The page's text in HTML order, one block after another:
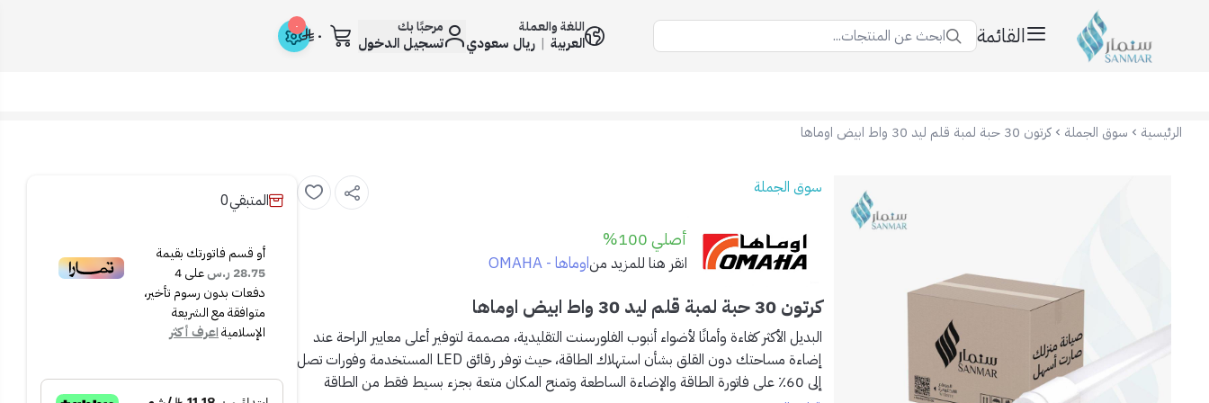
القائمة ابحث عن المنتجات... اللغة والعملة
العربية | ريال سعودي
مرحبًا بك
تسجيل الدخول
٠ ٠
الرئيسية سوق الجملة كرتون 30 حبة لمبة قلم ليد 30 واط ابيض اوماها
سوق الجملة
أصلي 100%
انقر هنا للمزيد مناوماها - OMAHA
كرتون 30 حبة لمبة قلم ليد 30 واط ابيض اوماها
البديل الأكثر كفاءة وأمانًا لأضواء أنبوب الفلورسنت التقليدية، مصممة لتوفير أعلى معايير الراحة عند
إضاءة مساحتك دون القلق بشأن استهلاك الطاقة، حيث توفر رقائق LED المستخدمة وفورات تصل
إلى 60٪ على فاتورة الطاقة والإضاءة الساطعة وتمنح المكان متعة بجزء بسيط فقط من الطاقة
المتبقي0
أو قسم فاتورتك بقيمة
28.75 ر.س
على4
دفعات بدون رسوم تأخير،
متوافقة مع الشريعة
الإسلاميةاعرف أكثر